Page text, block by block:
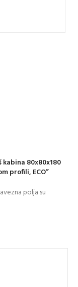
kabina 80x80x180
profili, ECO”
polja su